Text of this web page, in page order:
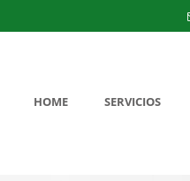
HOME SERVICIOS